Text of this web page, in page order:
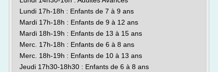
Lundi 17h-18h : Enfants de 7 à 9 ans
Mardi 17h-18h : Enfants de 9 à 12 ans
Mardi 18h-19h : Enfants de 13 à 15 ans
Merc. 17h-18h : Enfants de 6 à 8 ans
Merc. 18h-19h : Enfants de 10 à 13 ans
Jeudi 17h30-18h30 : Enfants de 6 à 8 ans